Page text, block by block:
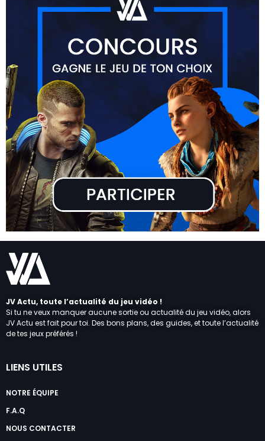
JV Actu, toute l’actualité du jeu vidéo !
Si tu ne veux manquer aucune sortie ou actualité du jeu vidéo, alors
JV Actu est fait pour toi. Des bons plans, des guides, et toute l’actualité
de tes jeux préférés !
LIENS UTILES
NOTRE ÉQUIPE
F.A.Q
NOUS CONTACTER